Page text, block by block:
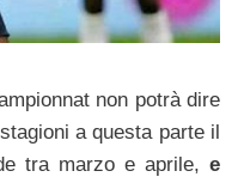
non potrà dire
a questa parte il
tra marzo e aprile, e